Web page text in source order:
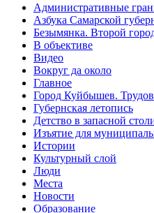
Административные
Азбука Самарской
Безымянка. Второй
В объективе
Видео
Вокруг да около
Главное
Город Куйбышев.
Губернская летопись
Детство в запасной
Изъятие для
Истории
Культурный слой
Люди
Места
Новости
Образование